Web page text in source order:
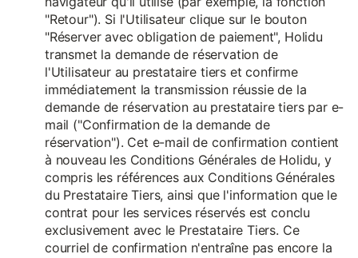
"Retour"). Si l'Utilisateur clique sur le bouton
"Réserver avec obligation de paiement", Holidu
transmet la demande de réservation de
l'Utilisateur au prestataire tiers et confirme
immédiatement la transmission réussie de la
demande de réservation au prestataire tiers par e-
mail ("Confirmation de la demande de
réservation"). Cet e-mail de confirmation contient
à nouveau les Conditions Générales de Holidu, y
compris les références aux Conditions Générales
du Prestataire Tiers, ainsi que l'information que le
contrat pour les services réservés est conclu
exclusivement avec le Prestataire Tiers. Ce
courriel de confirmation n'entraîne pas encore la